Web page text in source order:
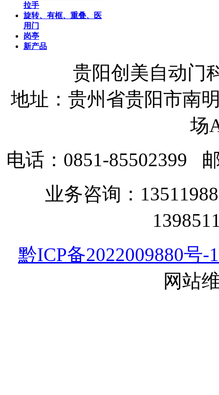
拉手
旋转、有框、重叠、医
用门
岗亭
新产品
贵阳创美自动门
地址：贵州省贵阳市南
场
电话：0851-85502399
业务咨询：
黔ICP备2022009880号-1
网站